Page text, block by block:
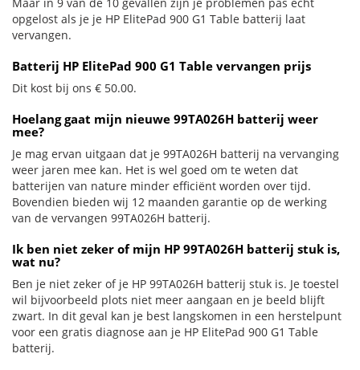
opgelost als je je HP ElitePad 900 G1 Table batterij laat
vervangen.
Batterij HP ElitePad 900 G1 Table vervangen prijs
Dit kost bij ons € 50.00.
Hoelang gaat mijn nieuwe 99TA026H batterij weer
mee?
Je mag ervan uitgaan dat je 99TA026H batterij na vervanging
weer jaren mee kan. Het is wel goed om te weten dat
batterijen van nature minder efficiënt worden over tijd.
Bovendien bieden wij 12 maanden garantie op de werking
van de vervangen 99TA026H batterij.
Ik ben niet zeker of mijn HP 99TA026H batterij stuk is,
wat nu?
Ben je niet zeker of je HP 99TA026H batterij stuk is. Je toestel
wil bijvoorbeeld plots niet meer aangaan en je beeld blijft
zwart. In dit geval kan je best langskomen in een herstelpunt
voor een gratis diagnose aan je HP ElitePad 900 G1 Table
batterij.